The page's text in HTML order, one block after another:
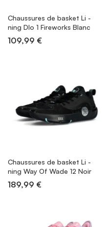
Chaussures de basket Li -
ning Dlo 1 Fireworks Blanc
109,99 €
Chaussures de basket Li -
ning Way Of Wade 12 Noir
189,99 €